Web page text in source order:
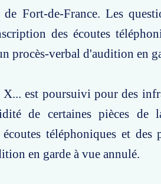
Fort-de-France. Les
des écoutes
procès-verbal d'audition en
est poursuivi pour des
de certaines pièces de
téléphoniques et des
en garde à vue annulé.